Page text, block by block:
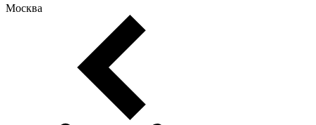
Москва